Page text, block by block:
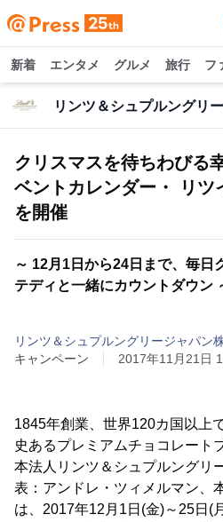
新着 エンタメ グルメ 旅行 フ
クリスマスを待ちわび
ベントカレンダー・ リツ
を開催
～ 12月1日から24日まで、毎日
テディと一緒にカウントダウン
リンツ＆シュプルングリージャパン
キャンペーン
2017年11月21日
1845年創業、世界120カ国以上
史あるプレミアムチョコレート
本法人リンツ＆シュプルングリ
表：アンドレ・ツィメルマン、
は、2017年12月1日(金)～25日(